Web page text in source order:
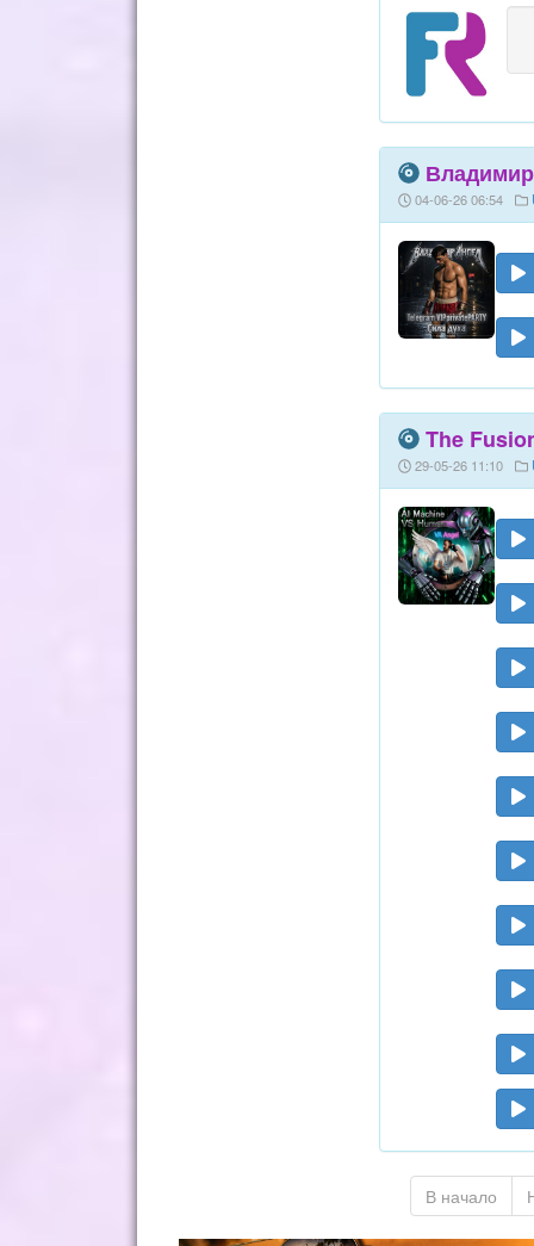
04-06-26 06:54
The
29-05-26 11:10
В начало